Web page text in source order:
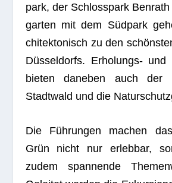
park, der Schloss­park
gar­ten mit dem Süd­park
chi­tek­to­nisch zu den
Düs­sel­dorfs. Erho­lungs- und
bie­ten dane­ben auch der
Stadt­wald und die
Die Füh­run­gen machen
Grün nicht nur erleb­bar,
zudem span­nende